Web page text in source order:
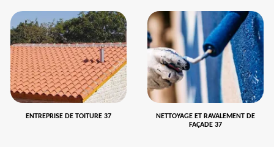
ENTREPRISE DE TOITURE 37
NETTOYAGE ET RAVALEMENT DE
FAÇADE 37